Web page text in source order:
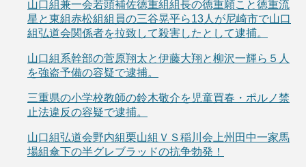
山口組兼一会若頭補佐徳重組組長の徳重願こと徳重流
星と東組赤松組組員の三谷晃平ら13人が尼崎市で山口
組弘道会関係者を拉致して殺害したとして逮捕。
山口組系幹部の菅原翔太と伊藤大翔と柳沢一輝ら５人
を強盗予備の容疑で逮捕。
三重県の小学校教師の鈴木敬介を児童買春・ポルノ禁
止法違反の容疑で逮捕。
山口組弘道会野内組栗山組ＶＳ稲川会上州田中一家馬
場組傘下の半グレブラッドの抗争勃発！